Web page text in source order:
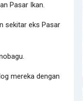
Pasar Ikan.
sekitar eks Pasar
mereka dengan